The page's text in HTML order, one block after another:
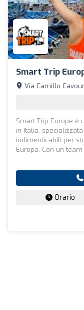
Smart Trip
Via Camillo
Smart Trip Europe è
in Italia,
indimenticabili per
Europa. Con un team
Orario